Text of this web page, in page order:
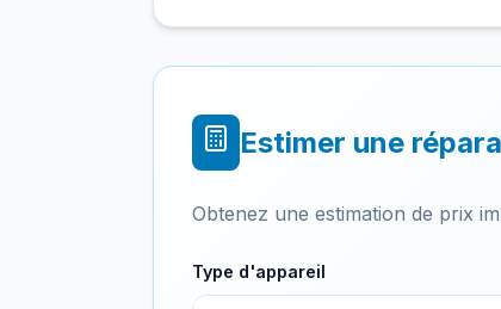
Estimer une
Obtenez une estimation de prix
Type d'appareil